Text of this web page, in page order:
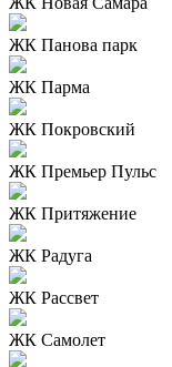
ЖК Панова парк
ЖК Парма
ЖК Покровский
ЖК Премьер Пульс
ЖК Притяжение
ЖК Радуга
ЖК Рассвет
ЖК Самолет